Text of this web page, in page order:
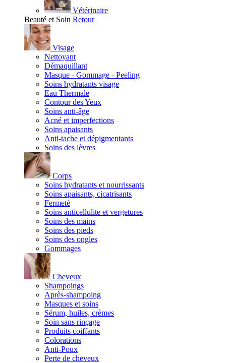
Vétérinaire
Beauté et Soin Retour
Visage
Nettoyant
Démaquillant
Masque - Gommage - Peeling
Soins hydratants visage
Eau Thermale
Contour des Yeux
Soins anti-âge
Acné et imperfections
Soins apaisants
Anti-tache et dépigmentants
Soins des lèvres
Corps
Soins hydratants et nourrissants
Soins apaisants, cicatrisants
Fermeté
Soins anticellulite et vergetures
Soins des mains
Soins des pieds
Soins des ongles
Gommages
Cheveux
Shampoings
Après-shampoing
Masques et soins
Sérum, huiles, crèmes
Soin sans rinçage
Produits coiffants
Colorations
Anti-Poux
Perte de cheveux